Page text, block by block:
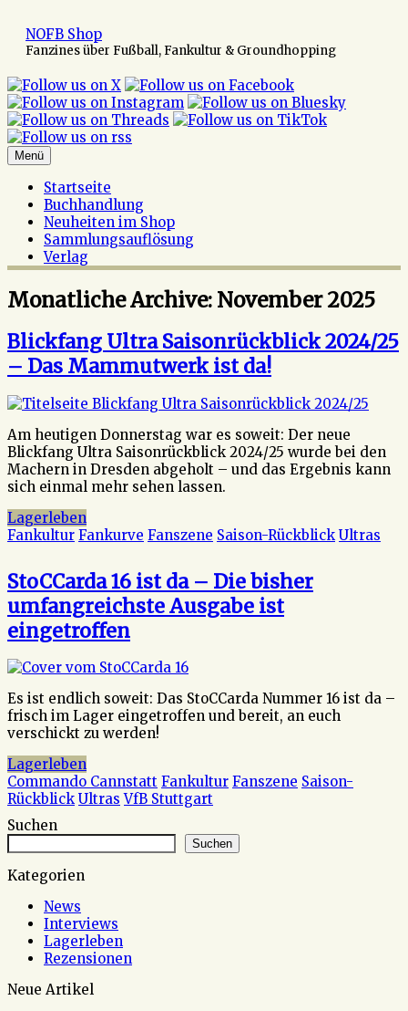
Inhalt
springen
NOFB Shop
Fanzines über Fußball, Fankultur & Groundhopping
Menü
Startseite
Buchhandlung
Neuheiten im Shop
Sammlungsauflösung
Verlag
Monatliche Archive: November 2025
Blickfang Ultra Saisonrückblick 2024/25
– Das Mammutwerk ist da!
Am heutigen Donnerstag war es soweit: Der neue
Blickfang Ultra Saisonrückblick 2024/25 wurde bei den
Machern in Dresden abgeholt – und das Ergebnis kann
sich einmal mehr sehen lassen.
Lagerleben
Fankultur Fankurve Fanszene Saison-Rückblick Ultras
StoCCarda 16 ist da – Die bisher
umfangreichste Ausgabe ist
eingetroffen
Es ist endlich soweit: Das StoCCarda Nummer 16 ist da –
frisch im Lager eingetroffen und bereit, an euch
verschickt zu werden!
Lagerleben
Commando Cannstatt Fankultur Fanszene Saison-
Rückblick Ultras VfB Stuttgart
Suchen
Suchen
Kategorien
News
Interviews
Lagerleben
Rezensionen
Neue Artikel